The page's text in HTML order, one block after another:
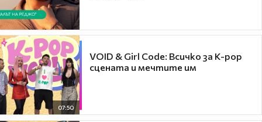
07:50
VOID & Girl Code: Всичко за K-pop
сцената и мечтите им